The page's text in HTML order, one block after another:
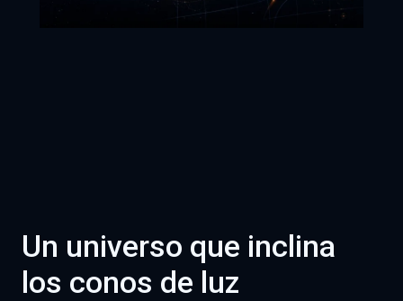
Un universo que inclina
los conos de luz